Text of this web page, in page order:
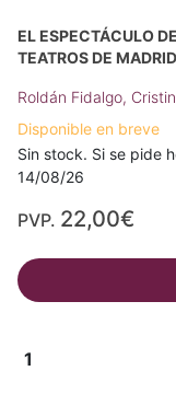
EL ESPECTÁCULO
TEATROS DE
Roldán Fidalgo,
Disponible en breve
Sin stock. Si se pide
14/08/26
PVP. 22,00€
1